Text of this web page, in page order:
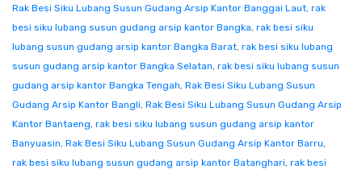
Rak Besi Siku Lubang Susun Gudang Arsip Kantor Banggai Laut, rak
besi siku lubang susun gudang arsip kantor Bangka, rak besi siku
lubang susun gudang arsip kantor Bangka Barat, rak besi siku lubang
susun gudang arsip kantor Bangka Selatan, rak besi siku lubang susun
gudang arsip kantor Bangka Tengah, Rak Besi Siku Lubang Susun
Gudang Arsip Kantor Bangli, Rak Besi Siku Lubang Susun Gudang Arsip
Kantor Bantaeng, rak besi siku lubang susun gudang arsip kantor
Banyuasin, Rak Besi Siku Lubang Susun Gudang Arsip Kantor Barru,
rak besi siku lubang susun gudang arsip kantor Batanghari, rak besi